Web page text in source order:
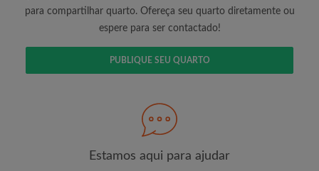
Gostaria de receber ofertas exclusivas e atualizações de
Procure pelo que é importante para você
para compartilhar quarto. Ofereça seu quarto diretamente ou
espere para ser contactado!
PUBLIQUE SEU QUARTO
Estamos aqui para ajudar